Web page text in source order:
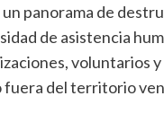
panorama de
de asistencia
voluntarios
fuera del territorio